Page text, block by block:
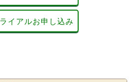
イアルお申し込み